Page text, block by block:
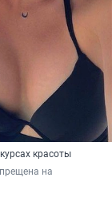
красоты
на